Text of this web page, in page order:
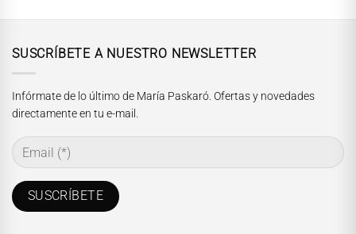
SUSCRÍBETE A NUESTRO NEWSLETTER
Infórmate de lo último de María Paskaró. Ofertas y novedades
directamente en tu e-mail.